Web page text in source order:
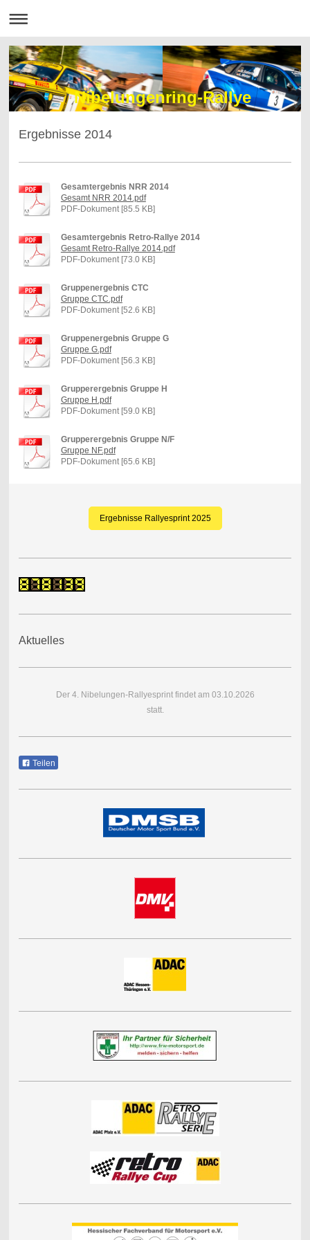
Nibelungenring-Rallye
Ergebnisse 2014
Gesamtergebnis NRR 2014
Gesamt NRR 2014.pdf
PDF-Dokument [85.5 KB]
Gesamtergebnis Retro-Rallye 2014
Gesamt Retro-Rallye 2014.pdf
PDF-Dokument [73.0 KB]
Gruppenergebnis CTC
Gruppe CTC.pdf
PDF-Dokument [52.6 KB]
Gruppenergebnis Gruppe G
Gruppe G.pdf
PDF-Dokument [56.3 KB]
Grupperergebnis Gruppe H
Gruppe H.pdf
PDF-Dokument [59.0 KB]
Grupperergebnis Gruppe N/F
Gruppe NF.pdf
PDF-Dokument [65.6 KB]
Ergebnisse Rallyesprint 2025
Aktuelles
Der 4. Nibelungen-Rallyesprint findet am 03.10.2026
statt.
Teilen